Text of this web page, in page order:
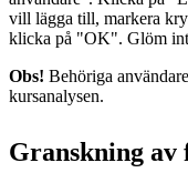
vill lägga till, markera
klicka på "OK". Glöm
Obs! Behöriga
kursanalysen.
Granskning